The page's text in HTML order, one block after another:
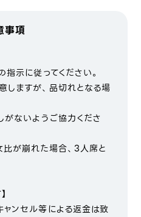
事項
指示に従ってください。
しますが、品切れとなる場
がないようご協力くださ
比が崩れた場合、3人席と
ャンセル等による返金は致